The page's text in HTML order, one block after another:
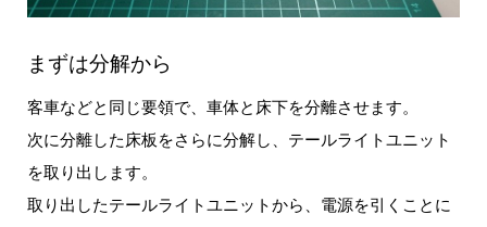
まずは分解から
客車などと同じ要領で、車体と床下を分離させます。
次に分離した床板をさらに分解し、テールライトユニット
を取り出します。
取り出したテールライトユニットから、電源を引くことに